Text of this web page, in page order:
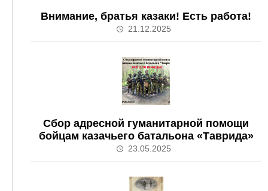
Внимание, братья казаки! Есть работа!
21.12.2025
Сбор адресной гуманитарной помощи
бойцам казачьего батальона «Таврида»
23.05.2025